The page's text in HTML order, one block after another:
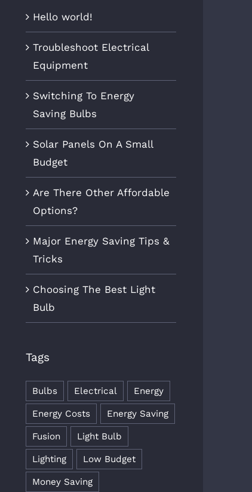
Hello world!
Troubleshoot Electrical
Equipment
Switching To Energy
Saving Bulbs
Solar Panels On A Small
Budget
Are There Other Affordable
Options?
Major Energy Saving Tips &
Tricks
Choosing The Best Light
Bulb
Tags
Bulbs Electrical Energy
Energy Costs Energy Saving
Fusion Light Bulb
Lighting Low Budget
Money Saving